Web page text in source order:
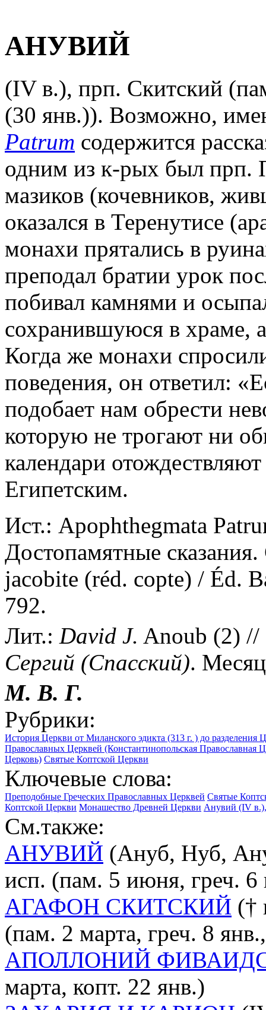
АНУВИЙ
(IV в.), прп. Скитский
(30 янв.)). Возможно,
Patrum содержится
одним из к-рых был прп.
мазиков (кочевников,
оказался в Теренутисе
монахи прятались в
преподал братии урок
побивал камнями и
сохранившуюся в храме,
Когда же монахи
поведения, он ответил:
подобает нам обрести
которую не трогают ни
календари
Египетским.
Ист.: Apophthegmata
Достопамятные
jacobite (réd. copte) / Éd.
792.
Лит.: David J. Anoub (2) //
Сергий (Спасский).
М. В. Г.
Рубрики:
История Церкви от Миланского эдикта (313 г. ) до
Православных Церквей (Константинопольская Православная
Церковь) Святые Коптской Церкви
Ключевые слова:
Преподобные Греческих Православных Церквей Святые
Коптской Церкви Монашество Древней Церкви Анувий (IV
См.также:
АНУВИЙ (Ануб, Нуб,
исп. (пам. 5 июня, греч.
АГАФОН СКИТСКИЙ (†
(пам. 2 марта, греч. 8
АПОЛЛОНИЙ
марта, копт. 22 янв.)